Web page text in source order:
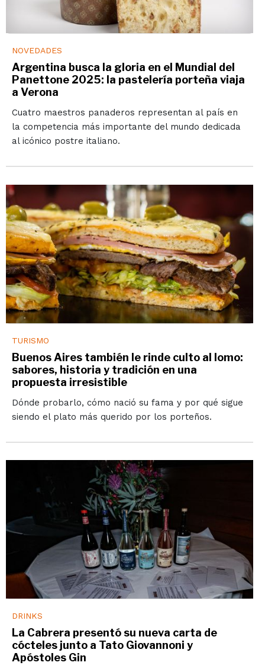
NOVEDADES
Argentina busca la gloria en el Mundial del
Panettone 2025: la pastelería porteña viaja
a Verona
Cuatro maestros panaderos representan al país en
la competencia más importante del mundo dedicada
al icónico postre italiano.
TURISMO
Buenos Aires también le rinde culto al lomo:
sabores, historia y tradición en una
propuesta irresistible
Dónde probarlo, cómo nació su fama y por qué sigue
siendo el plato más querido por los porteños.
DRINKS
La Cabrera presentó su nueva carta de
cócteles junto a Tato Giovannoni y
Apóstoles Gin